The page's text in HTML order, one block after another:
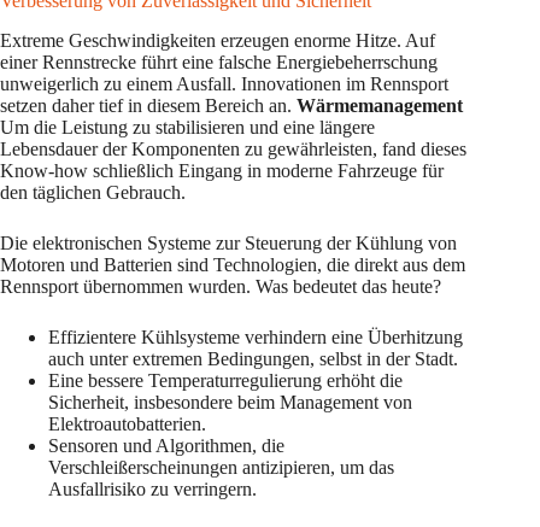
Extreme Geschwindigkeiten erzeugen enorme Hitze. Auf
einer Rennstrecke führt eine falsche Energiebeherrschung
unweigerlich zu einem Ausfall. Innovationen im Rennsport
setzen daher tief in diesem Bereich an. Wärmemanagement
Um die Leistung zu stabilisieren und eine längere
Lebensdauer der Komponenten zu gewährleisten, fand dieses
Know-how schließlich Eingang in moderne Fahrzeuge für
den täglichen Gebrauch.
Die elektronischen Systeme zur Steuerung der Kühlung von
Motoren und Batterien sind Technologien, die direkt aus dem
Rennsport übernommen wurden. Was bedeutet das heute?
Effizientere Kühlsysteme verhindern eine Überhitzung
auch unter extremen Bedingungen, selbst in der Stadt.
Eine bessere Temperaturregulierung erhöht die
Sicherheit, insbesondere beim Management von
Elektroautobatterien.
Sensoren und Algorithmen, die
Verschleißerscheinungen antizipieren, um das
Ausfallrisiko zu verringern.